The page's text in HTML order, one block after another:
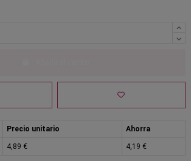
Precio unitario Ahorra
4,89 € 4,19 €